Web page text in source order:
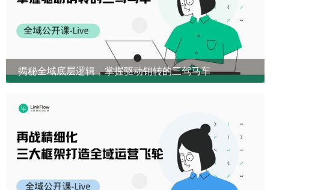
揭秘全域底层逻辑，掌握驱动销转的三驾马车